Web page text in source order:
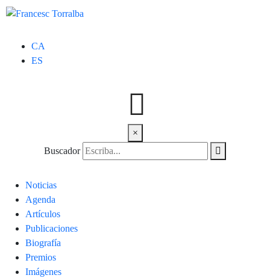
CA
ES
×
Buscador
Noticias
Agenda
Artículos
Publicaciones
Biografía
Premios
Imágenes